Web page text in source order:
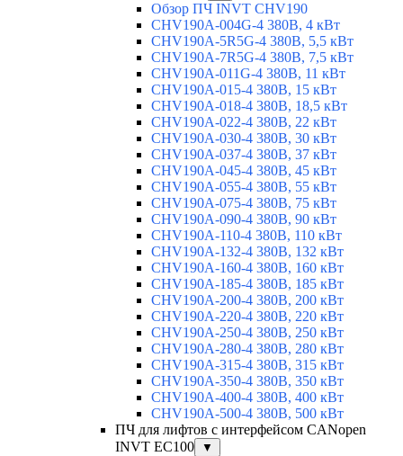
Обзор ПЧ INVT CHV190
CHV190A-004G-4 380В, 4 кВт
CHV190A-5R5G-4 380В, 5,5 кВт
CHV190A-7R5G-4 380В, 7,5 кВт
CHV190A-011G-4 380В, 11 кВт
CHV190A-015-4 380В, 15 кВт
CHV190A-018-4 380В, 18,5 кВт
CHV190A-022-4 380В, 22 кВт
CHV190A-030-4 380В, 30 кВт
CHV190A-037-4 380В, 37 кВт
CHV190A-045-4 380В, 45 кВт
CHV190A-055-4 380В, 55 кВт
CHV190A-075-4 380В, 75 кВт
CHV190A-090-4 380В, 90 кВт
CHV190A-110-4 380В, 110 кВт
CHV190A-132-4 380В, 132 кВт
CHV190A-160-4 380В, 160 кВт
CHV190A-185-4 380В, 185 кВт
CHV190A-200-4 380В, 200 кВт
CHV190A-220-4 380В, 220 кВт
CHV190A-250-4 380В, 250 кВт
CHV190A-280-4 380В, 280 кВт
CHV190A-315-4 380В, 315 кВт
CHV190A-350-4 380В, 350 кВт
CHV190A-400-4 380В, 400 кВт
CHV190A-500-4 380В, 500 кВт
ПЧ для лифтов с интерфейсом CANopen
INVT EC100
▼